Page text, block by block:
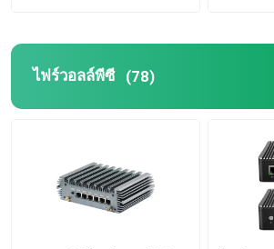
PC แผงอุตสาหกรรม
แท็บเล็ตพีซีที่ทนทาน
ไฟร์วอลล์พีซี
ไฟร์วอลล์พีซี (78)